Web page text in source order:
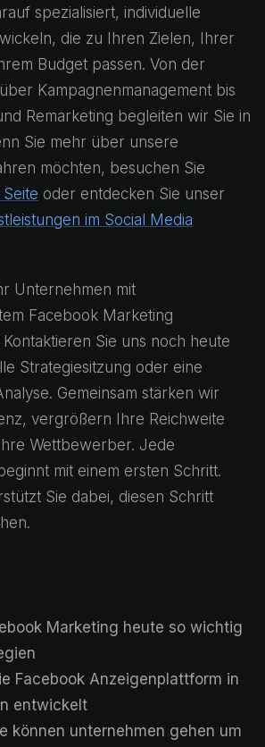
spezialisiert, individuelle
die zu Ihren Zielen, Ihrer
Budget passen. Von der
Kampagnenmanagement bis
Remarketing begleiten wir Sie in
Sie mehr über unsere
möchten, besuchen Sie
oder entdecken Sie unser
im Social Media
Unternehmen mit
Facebook Marketing
Sie uns noch heute
Strategiesitzung oder eine
Gemeinsam stärken wir
vergrößern Ihre Reichweite
Wettbewerber. Jede
mit einem ersten Schritt.
Sie dabei, diesen Schritt
Marketing heute so wichtig
Facebook Anzeigenplattform in
entwickelt
können unternehmen gehen um